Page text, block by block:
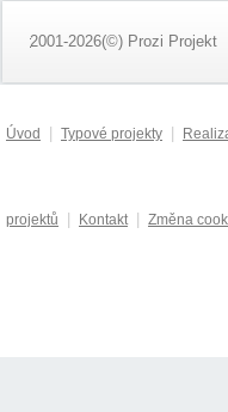
2001-2026(©) Prozi Projekt
Úvod Typové projekty
projektů Kontakt Změna